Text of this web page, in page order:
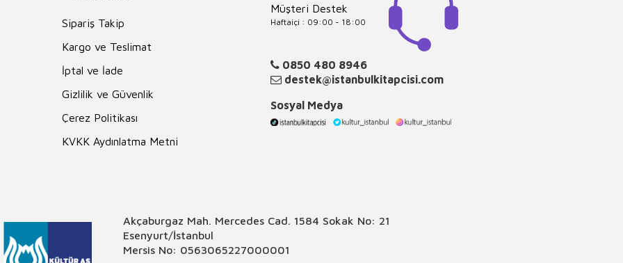
Sipariş Takip
Kargo ve Teslimat
İptal ve İade
Gizlilik ve Güvenlik
Çerez Politikası
KVKK Aydınlatma Metni
Müşteri Destek
Haftaiçi : 09:00 - 18:00
0850 480 8946
destek@istanbulkitapcisi.com
Sosyal Medya
Akçaburgaz Mah. Mercedes Cad. 1584 Sokak No: 21
Esenyurt/İstanbul
Mersis No: 0563065227000001